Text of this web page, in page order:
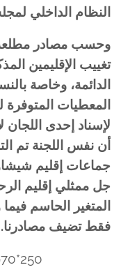
النظام الداخلي
وحسب مصادر
تغييب الإقليمين
الدائمة، وخاصة
المعطيات
لإسناد إحدى اللجان
أن نفس اللجنة تم
جماعات إقليم
جل ممثلي إقليم
المتغير الحاسم
فقط تضيف مصادرنا.